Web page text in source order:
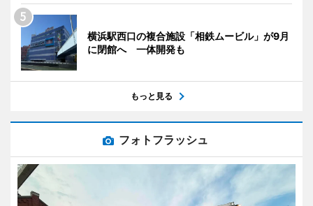
横浜駅西口の複合施設「相鉄ムービル」が9月
に閉館へ 一体開発も
もっと見る
フォトフラッシュ